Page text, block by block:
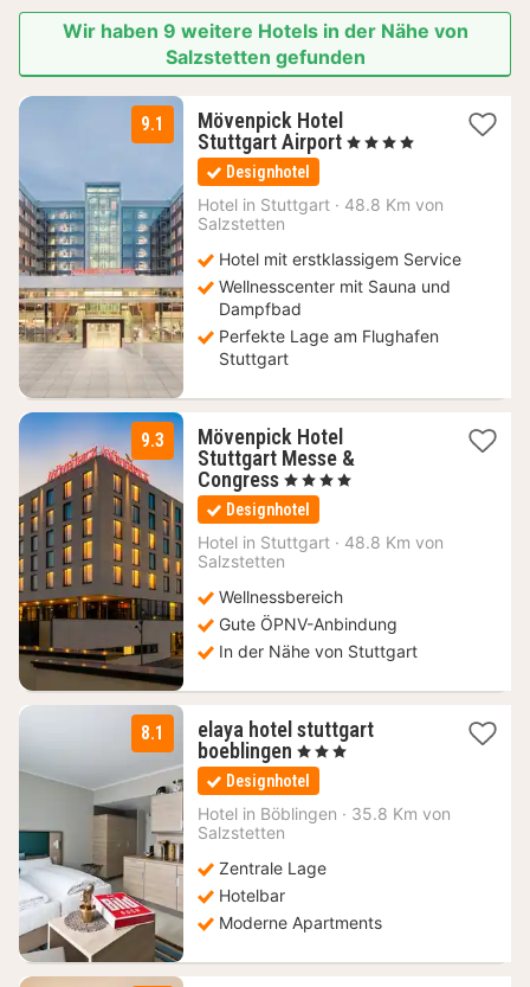
Wir haben 9 weitere Hotels in der Nähe von
Salzstetten gefunden
9.1
Mövenpick Hotel
Stuttgart Airport 2
94
, 4 Sterne
Designhotel
Hotel in Stuttgart · 48.8 Km von
Salzstetten
Hotel mit erstklassigem Service
Wellnesscenter mit Sauna und
Dampfbad
Perfekte Lage am Flughafen
Stuttgart
9.3
Mövenpick Hotel
Stuttgart Messe &
Congress 2
Nächte
ab
94
€
, 4 Sterne
Designhotel
Hotel in Stuttgart · 48.8 Km von
Salzstetten
Wellnessbereich
Gute ÖPNV-Anbindung
In der Nähe von Stuttgart
8.1
elaya hotel stuttgart
boeblingen 1
Nacht
ab
56
, 3 Sterne
Designhotel
Hotel in Böblingen · 35.8 Km von
Salzstetten
Zentrale Lage
Hotelbar
Moderne Apartments